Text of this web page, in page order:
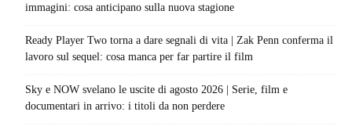
immagini: cosa anticipano sulla nuova stagione
Ready Player Two torna a dare segnali di vita | Zak Penn conferma il
lavoro sul sequel: cosa manca per far partire il film
Sky e NOW svelano le uscite di agosto 2026 | Serie, film e
documentari in arrivo: i titoli da non perdere